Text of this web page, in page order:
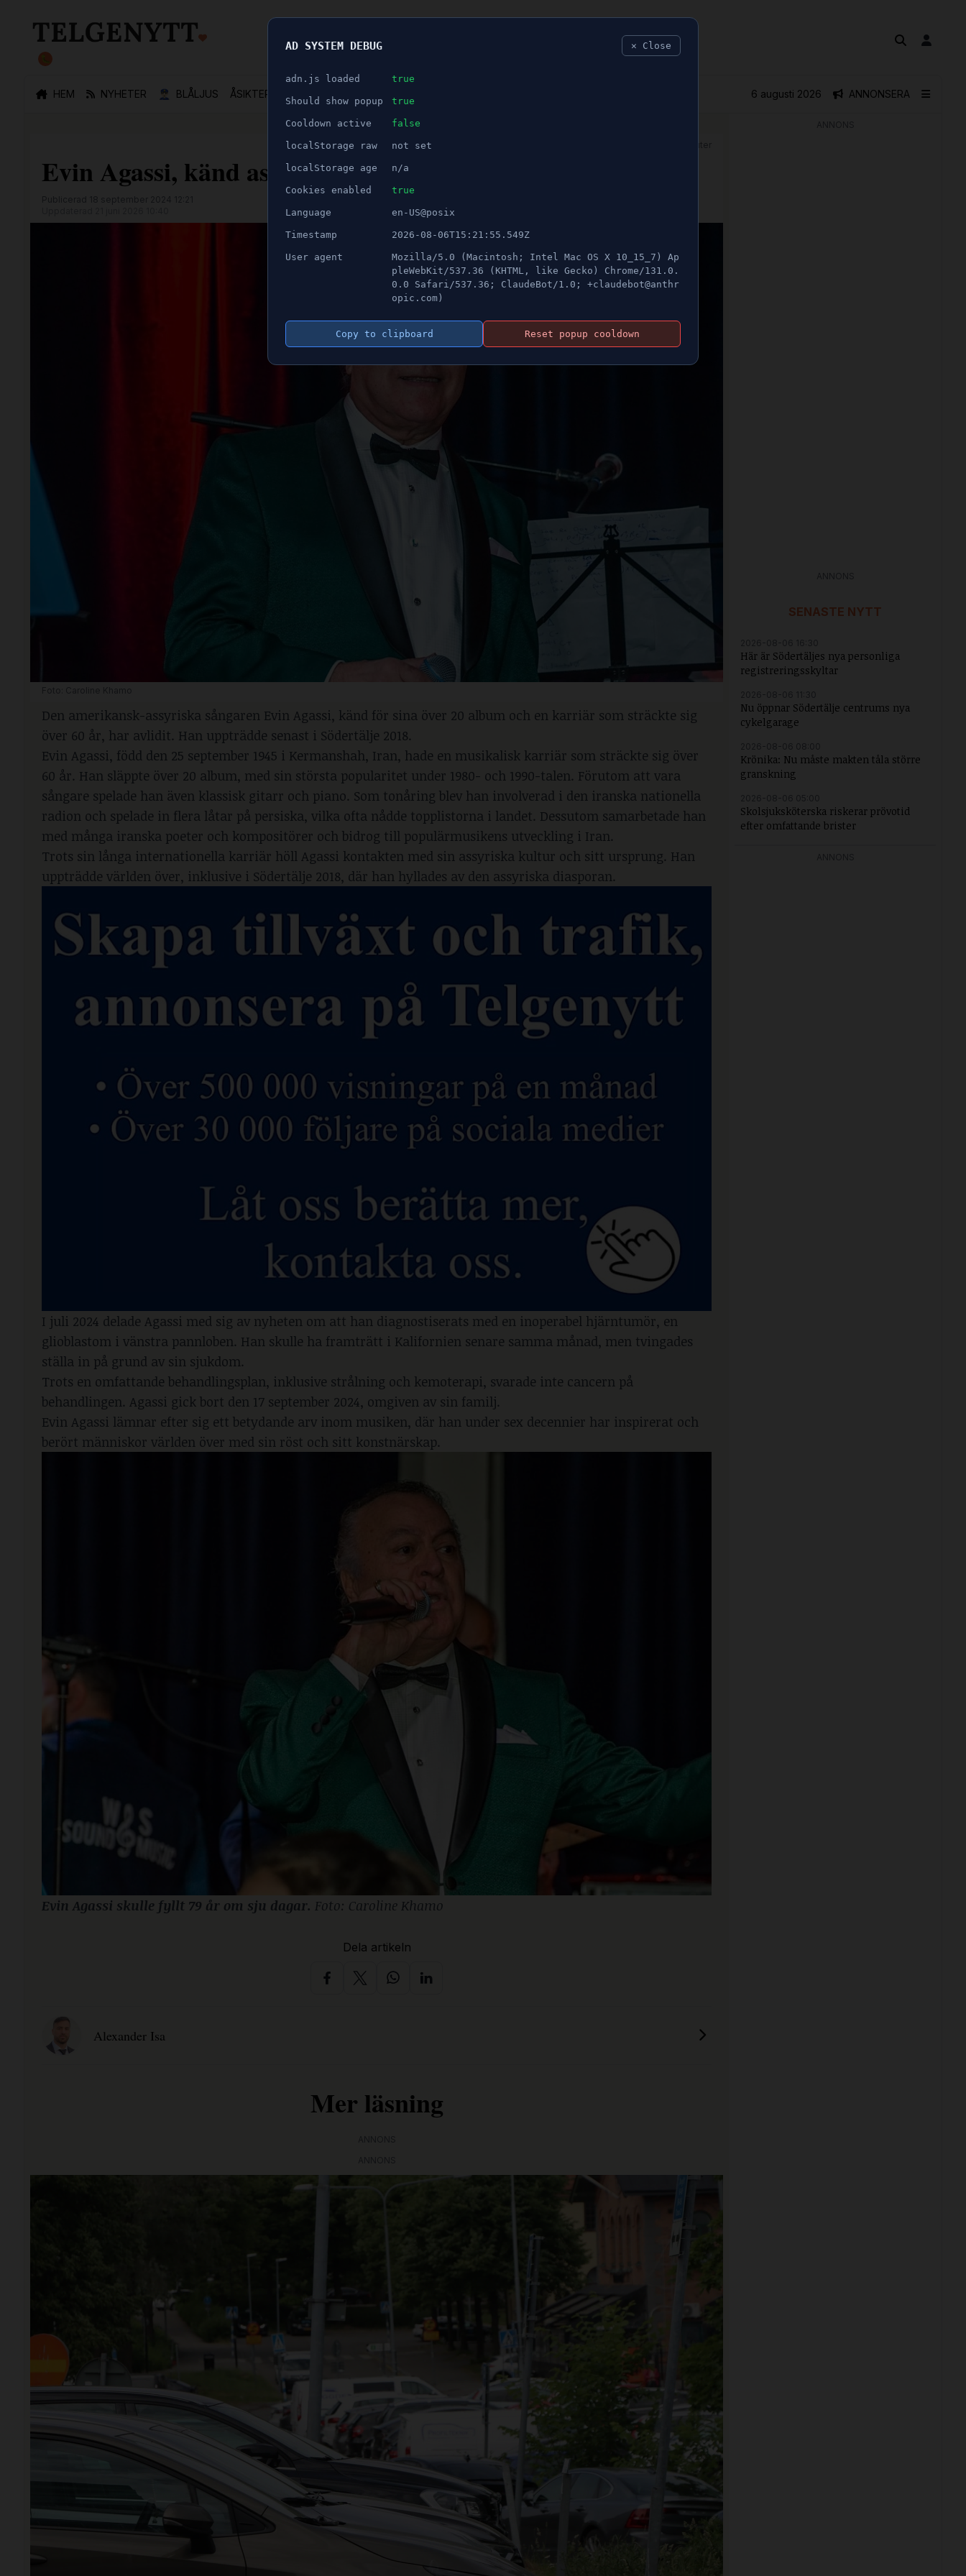
HEM NYHETER 👮🏻‍♂️ BLÅLJUS ÅSIKTER SPORT NÖJE ANNONSERA
6 augusti 2026
ANNONS
Evin Agassi, känd assyrisk sångare, har avlidit
Den amerikansk-assyriska sångaren Evin Agassi, känd för sina över 20 album och en karriär som sträckte sig
över 60 år, har avlidit. Han uppträdde senast i Södertälje 2018.
Evin Agassi, född den 25 september 1945 i Kermanshah, Iran, hade en musikalisk karriär som sträckte sig över
60 år. Han släppte över 20 album, med sin största popularitet under 1980- och 1990-talen. Förutom att vara
sångare spelade han även klassisk gitarr och piano. Som tonåring blev han involverad i den iranska nationella
radion och spelade in flera låtar på persiska, vilka ofta nådde topplistorna i landet. Dessutom samarbetade han
med många iranska poeter och kompositörer och bidrog till populärmusikens utveckling i Iran.
Trots sin långa internationella karriär höll Agassi kontakten med sin assyriska kultur och sitt ursprung. Han
uppträdde världen över, inklusive i Södertälje 2018, där han hyllades av den assyriska diasporan.
I juli 2024 delade Agassi med sig av nyheten om att han diagnostiserats med en inoperabel hjärntumör, en
glioblastom i vänstra pannloben. Han skulle ha framträtt i Kalifornien senare samma månad, men tvingades
ställa in på grund av sin sjukdom.
Trots en omfattande behandlingsplan, inklusive strålning och kemoterapi, svarade inte cancern på
behandlingen. Agassi gick bort den 17 september 2024, omgiven av sin familj.
Evin Agassi lämnar efter sig ett betydande arv inom musiken, där han under sex decennier har inspirerat och
berört människor världen över med sin röst och sitt konstnärskap.
Evin Agassi skulle fyllt 79 år om sju dagar. Foto: Caroline Khamo
Dela artikeln
Alexander Isa
Mer läsning
SENASTE NYTT
Här är Södertäljes nya personliga
registreringsskyltar
Nu öppnar Södertälje centrums nya
cykelgarage
Krönika: Nu måste makten tåla större
granskning
Skolsjuksköterska riskerar prövotid
efter omfattande brister
AD SYSTEM DEBUG ✕ Close
adn.js loaded true
Should show popup true
Cooldown active false
localStorage raw not set
localStorage age n/a
Cookies enabled true
Language en-US@posix
Timestamp 2026-08-06T15:21:55.549Z
User agent
Mozilla/5.0 (Macintosh; Intel Mac OS X 10_15_7) Ap
pleWebKit/537.36 (KHTML, like Gecko) Chrome/131.0.
0.0 Safari/537.36; ClaudeBot/1.0; +claudebot@anthr
opic.com)
Copy to clipboard Reset popup cooldown